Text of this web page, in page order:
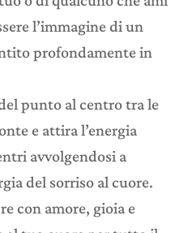
l’immagine di un
profondamente in
punto al centro tra le
e attira l’energia
avvolgendosi a
del sorriso al cuore.
con amore, gioia e